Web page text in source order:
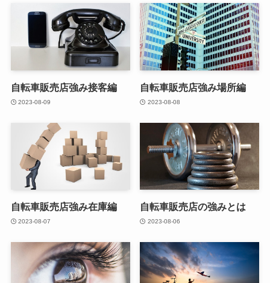
自転車販売店強み接客編
2023-08-09
自転車販売店強み場所編
2023-08-08
自転車販売店強み在庫編
2023-08-07
自転車販売店の強みとは
2023-08-06